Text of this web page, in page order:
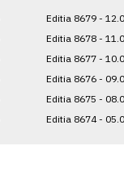
Editia 8679 -
Editia 8678 -
Editia 8677 -
Editia 8676 -
Editia 8675 -
Editia 8674 -